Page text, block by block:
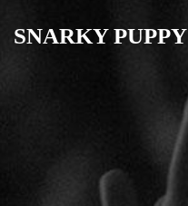
SNARKY PUPPY